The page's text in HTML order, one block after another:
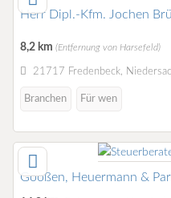
Herr Dipl.-Kfm. Jochen
8,2 km (Entfernung von Harsefeld)
21717 Fredenbeck,
Branchen Für wen
Gooßen, Heuermann &